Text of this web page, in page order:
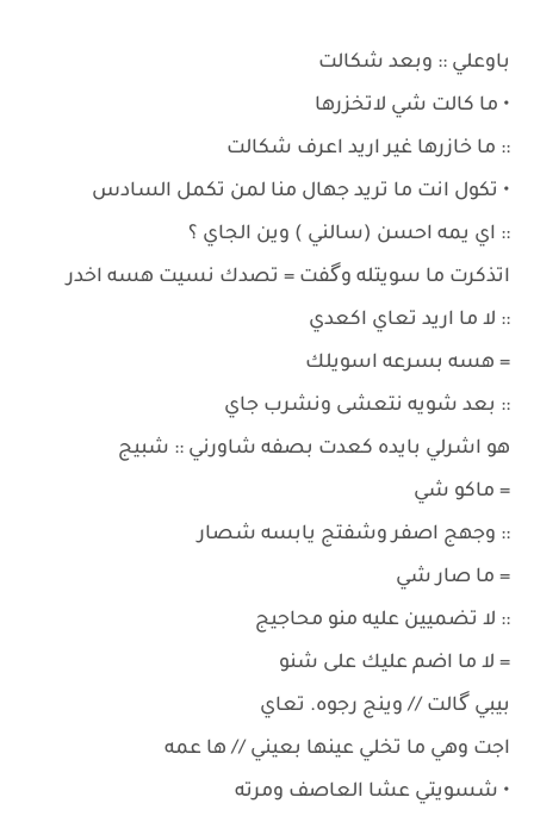
باوعلي :: وبعد شكالت
• ما كالت شي لاتخزرها
:: ما خازرها غير اريد اعرف شكالت
• تكول انت ما تريد جهال منا لمن تكمل السادس
:: اي يمه احسن (سالني ) وين الجاي ؟
اتذكرت ما سويتله وگفت = تصدك نسيت هسه اخدر
:: لا ما اريد تعاي اكعدي
= هسه بسرعه اسويلك
:: بعد شويه نتعشى ونشرب جاي
هو اشرلي بايده كعدت بصفه شاورني :: شبيج
= ماكو شي
:: وجهج اصفر وشفتج يابسه شصار
= ما صار شي
:: لا تضميين عليه منو محاجيج
= لا ما اضم عليك على شنو
بيبي گالت // وينج رجوه. تعاي
اجت وهي ما تخلي عينها بعيني // ها عمه
• شسويتي عشا العاصف ومرته